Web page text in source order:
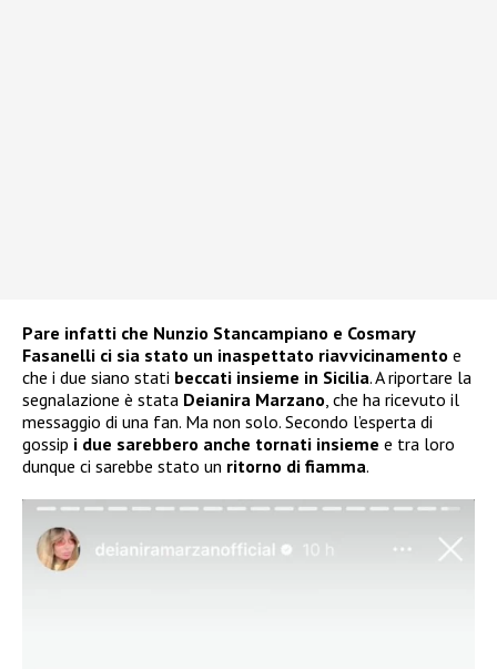
Pare infatti che Nunzio Stancampiano e Cosmary
Fasanelli ci sia stato un inaspettato riavvicinamento e
che i due siano stati beccati insieme in Sicilia. A riportare la
segnalazione è stata Deianira Marzano, che ha ricevuto il
messaggio di una fan. Ma non solo. Secondo l’esperta di
gossip i due sarebbero anche tornati insieme e tra loro
dunque ci sarebbe stato un ritorno di fiamma.